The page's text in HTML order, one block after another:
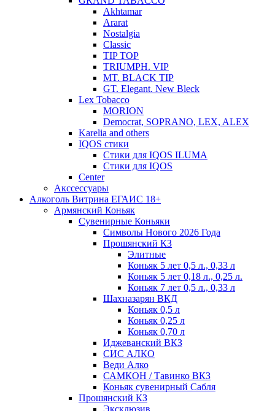
Akhtamar
Ararat
Nostalgia
Classic
TIP TOP
TRIUMPH. VIP
MT. BLACK TIP
GT. Elegant. New Bleck
Lex Tobacco
MORION
Democrat, SOPRANO, LEX, ALEX
Karelia and others
IQOS стики
Стики для IQOS ILUMA
Стики для IQOS
Сenter
Акссессуары
Алкоголь Витрина ЕГАИС 18+
Армянский Коньяк
Сувенирные Коньяки
Символы Нового 2026 Года
Прошянский КЗ
Элитные
Коньяк 5 лет 0,5 л., 0,33 л
Коньяк 5 лет 0,18 л., 0,25 л.
Коньяк 7 лет 0,5 л., 0,33 л
Шахназарян ВКД
Коньяк 0,5 л
Коньяк 0,25 л
Коньяк 0,70 л
Иджеванский ВКЗ
СИС АЛКО
Веди Алко
САМКОН / Тавинко ВКЗ
Коньяк сувенирный Сабля
Прошянский КЗ
Эксклюзив